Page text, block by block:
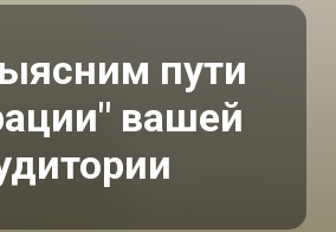
пути
вашей